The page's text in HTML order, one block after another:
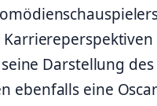
Darstellung
ebenfalls eine